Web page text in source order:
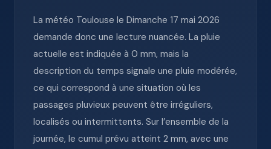
La météo Toulouse le Dimanche 17 mai 2026
demande donc une lecture nuancée. La pluie
actuelle est indiquée à 0 mm, mais la
description du temps signale une pluie modérée,
ce qui correspond à une situation où les
passages pluvieux peuvent être irréguliers,
localisés ou intermittents. Sur l’ensemble de la
journée, le cumul prévu atteint 2 mm, avec une